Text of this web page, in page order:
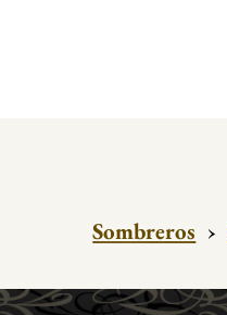
Sombreros ›